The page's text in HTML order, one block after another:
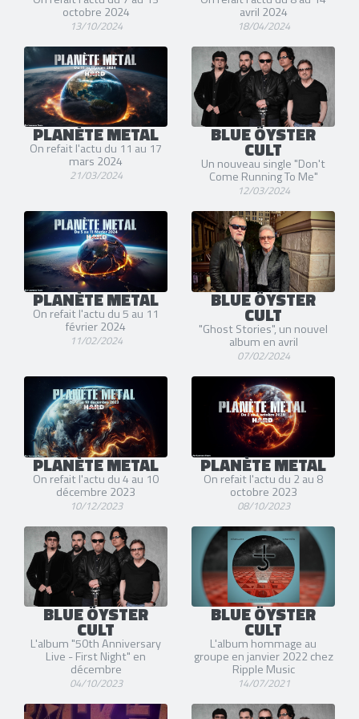
octobre 2024
13/10/2024
avril 2024
18/04/2024
PLANÈTE METAL
On refait l'actu du 11 au 17
mars 2024
21/03/2024
BLUE ÖYSTER
CULT
Un nouveau single "Don't
Come Running To Me"
12/03/2024
PLANÈTE METAL
On refait l'actu du 5 au 11
février 2024
11/02/2024
BLUE ÖYSTER
CULT
"Ghost Stories", un nouvel
album en avril
07/02/2024
PLANÈTE METAL
On refait l'actu du 4 au 10
décembre 2023
10/12/2023
PLANÈTE METAL
On refait l'actu du 2 au 8
octobre 2023
08/10/2023
BLUE ÖYSTER
CULT
L'album "50th Anniversary
Live - First Night" en
décembre
04/10/2023
BLUE ÖYSTER
CULT
L'album hommage au
groupe en janvier 2022 chez
Ripple Music
14/07/2021